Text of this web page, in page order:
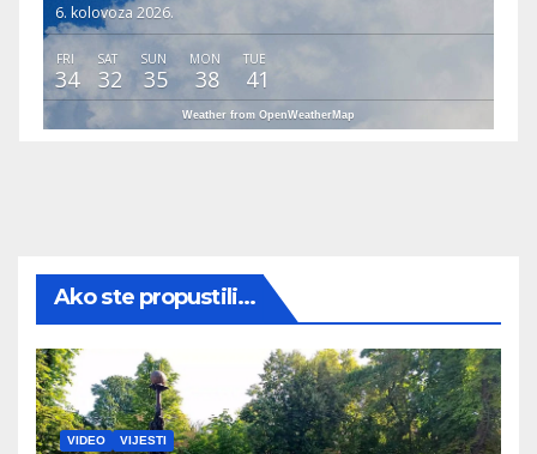
6. kolovoza 2026.
FRI
34
SAT
32
SUN
35
MON
38
TUE
41
Weather from OpenWeatherMap
Ako ste propustili...
VIDEO VIJESTI